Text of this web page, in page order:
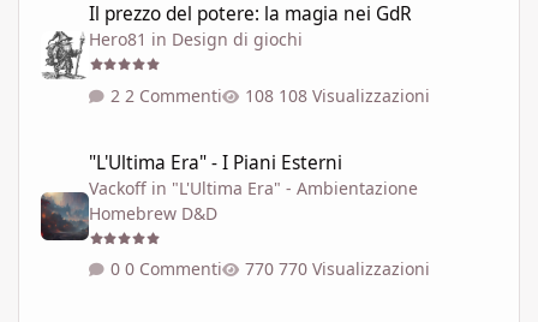
Il prezzo del potere: la magia nei GdR
Hero81 in Design di giochi
2 Commenti 108 Visualizzazioni
"L'Ultima Era" - I Piani Esterni
Vackoff in "L'Ultima Era" - Ambientazione
Homebrew D&D
0 Commenti 770 Visualizzazioni